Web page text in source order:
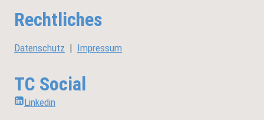
Rechtliches
Datenschutz | Impressum
TC Social
Linkedin